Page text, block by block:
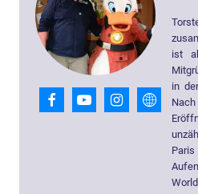
ist
in
Paris